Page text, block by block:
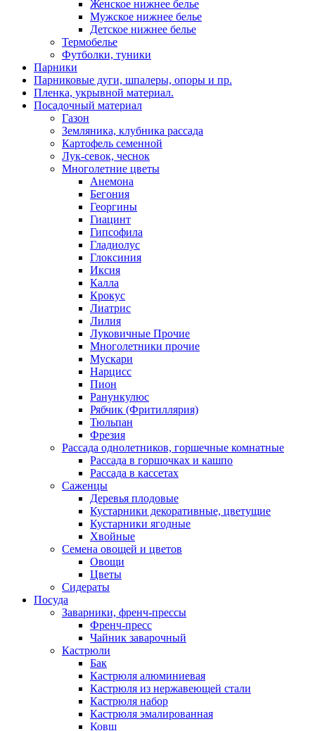
Женское нижнее белье
Мужское нижнее белье
Детское нижнее белье
Термобелье
Футболки, туники
Парники
Парниковые дуги, шпалеры, опоры и пр.
Пленка, укрывной материал.
Посадочный материал
Газон
Земляника, клубника рассада
Картофель семенной
Лук-севок, чеснок
Многолетние цветы
Анемона
Бегония
Георгины
Гиацинт
Гипсофила
Гладиолус
Глоксиния
Иксия
Калла
Крокус
Лиатрис
Лилия
Луковичные Прочие
Многолетники прочие
Мускари
Нарцисс
Пион
Ранункулюс
Рябчик (Фритиллярия)
Тюльпан
Фрезия
Рассада однолетников, горшечные комнатные
Рассада в горшочках и кашпо
Рассада в кассетах
Саженцы
Деревья плодовые
Кустарники декоративные, цветущие
Кустарники ягодные
Хвойные
Семена овощей и цветов
Овощи
Цветы
Сидераты
Посуда
Заварники, френч-прессы
Френч-пресс
Чайник заварочный
Кастрюли
Бак
Кастрюля алюминиевая
Кастрюля из нержавеющей стали
Кастрюля набор
Кастрюля эмалированная
Ковш